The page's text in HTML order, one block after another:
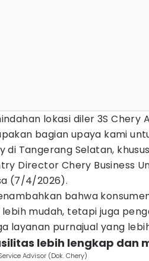
lokasi diler 3S
bagian upaya kami
di Tangerang Selatan,
Director Chery Business
(7/4/2026).
bahwa
mudah, tetapi juga
layanan purnajual yang
lebih lengkap dan
Advisor (Dok. Chery)